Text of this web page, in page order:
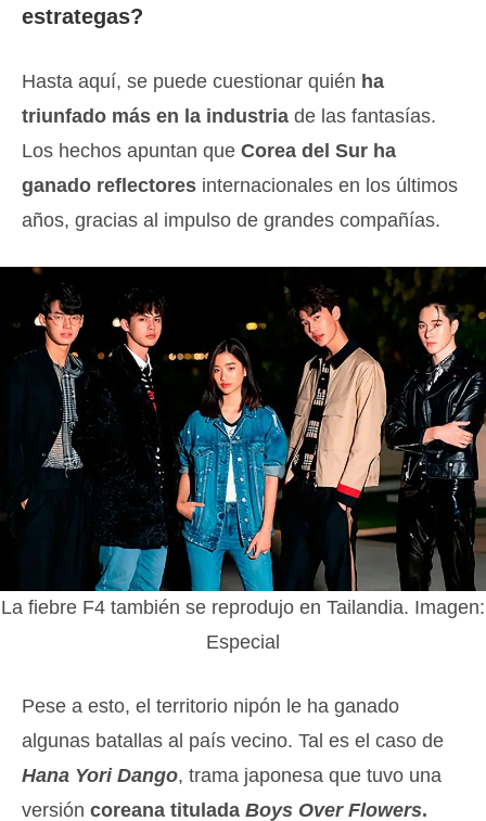
estrategas?
Hasta aquí, se puede cuestionar quién ha
triunfado más en la industria de las fantasías.
Los hechos apuntan que Corea del Sur ha
ganado reflectores internacionales en los últimos
años, gracias al impulso de grandes compañías.
La fiebre F4 también se reprodujo en Tailandia. Imagen:
Especial
Pese a esto, el territorio nipón le ha ganado
algunas batallas al país vecino. Tal es el caso de
Hana Yori Dango, trama japonesa que tuvo una
versión coreana titulada Boys Over Flowers.